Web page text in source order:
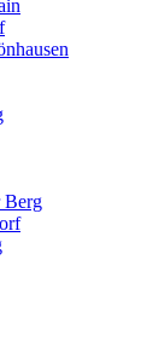
Berg